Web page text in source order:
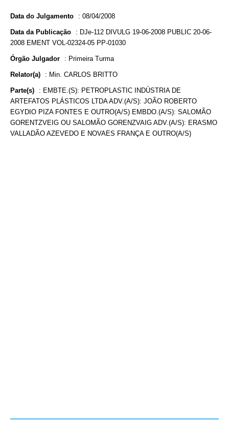
Data do Julgamento : 08/04/2008
Data da Publicação : DJe-112 DIVULG 19-06-2008 PUBLIC 20-06-
2008 EMENT VOL-02324-05 PP-01030
Órgão Julgador : Primeira Turma
Relator(a) : Min. CARLOS BRITTO
Parte(s) : EMBTE.(S): PETROPLASTIC INDÚSTRIA DE
ARTEFATOS PLÁSTICOS LTDA ADV.(A/S): JOÃO ROBERTO
EGYDIO PIZA FONTES E OUTRO(A/S) EMBDO.(A/S): SALOMÃO
GORENTZVEIG OU SALOMÃO GORENZVAIG ADV.(A/S): ERASMO
VALLADÃO AZEVEDO E NOVAES FRANÇA E OUTRO(A/S)